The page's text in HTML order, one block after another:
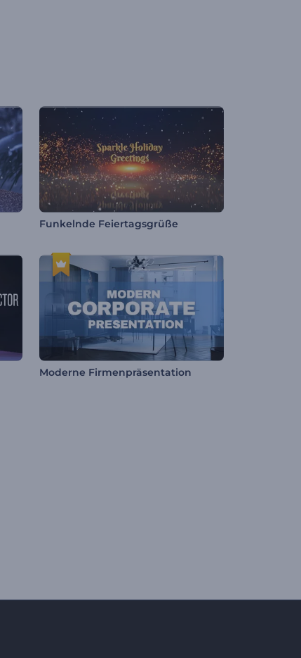
Funkelnde Feiertagsgrüße
Moderne Firmenpräsentation